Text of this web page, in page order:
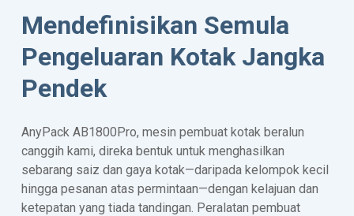
Mendefinisikan Semula
Pengeluaran Kotak Jangka
Pendek
AnyPack AB1800Pro, mesin pembuat kotak beralun
canggih kami, direka bentuk untuk menghasilkan
sebarang saiz dan gaya kotak—daripada kelompok kecil
hingga pesanan atas permintaan—dengan kelajuan dan
ketepatan yang tiada tandingan. Peralatan pembuat